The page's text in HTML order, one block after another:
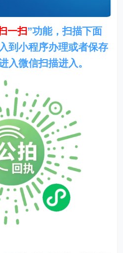
一扫”功能，扫描下面
到小程序办理或者保存
入微信扫描进入。